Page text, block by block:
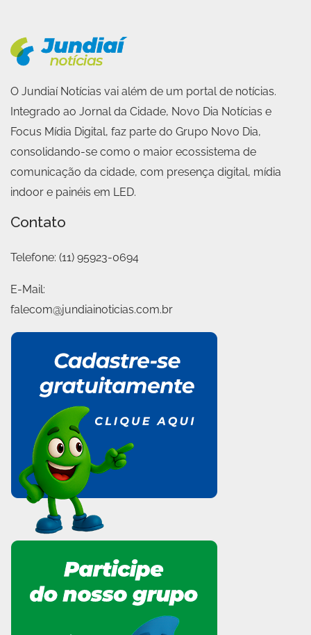
O Jundiaí Notícias vai além de um portal de notícias.
Integrado ao Jornal da Cidade, Novo Dia Notícias e
Focus Mídia Digital, faz parte do Grupo Novo Dia,
consolidando-se como o maior ecossistema de
comunicação da cidade, com presença digital, mídia
indoor e painéis em LED.
Contato
Telefone: (11) 95923-0694
E-Mail:
falecom@jundiainoticias.com.br